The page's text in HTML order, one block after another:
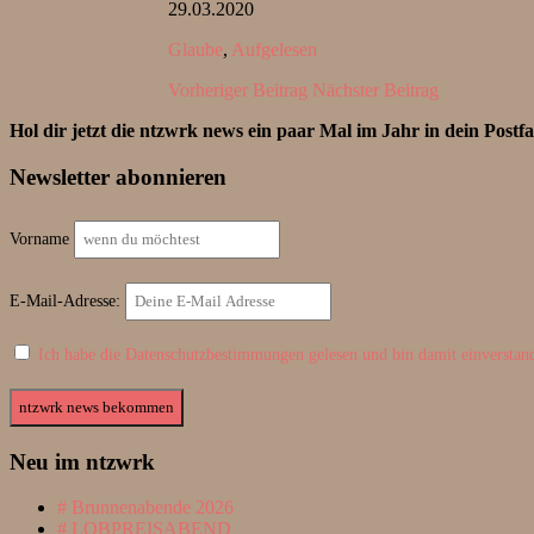
29.03.2020
Glaube, Aufgelesen
Vorheriger Beitrag Nächster Beitrag
Hol dir jetzt die ntzwrk news ein paar Mal im Jahr in dein
Newsletter abonnieren
Vorname
E-Mail-Adresse:
Ich habe die Datenschutzbestimmungen gelesen und bin damit
Neu im ntzwrk
Brunnenabende 2026
LOBPREISABEND